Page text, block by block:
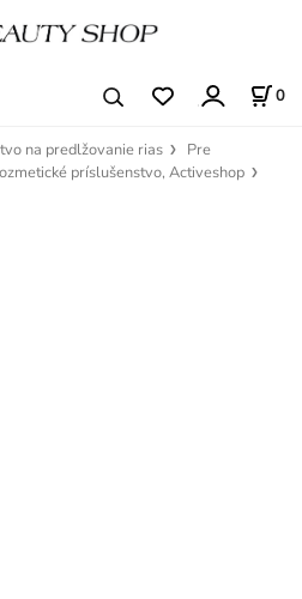
0
na predlžovanie rias
Pre
príslušenstvo, Activeshop